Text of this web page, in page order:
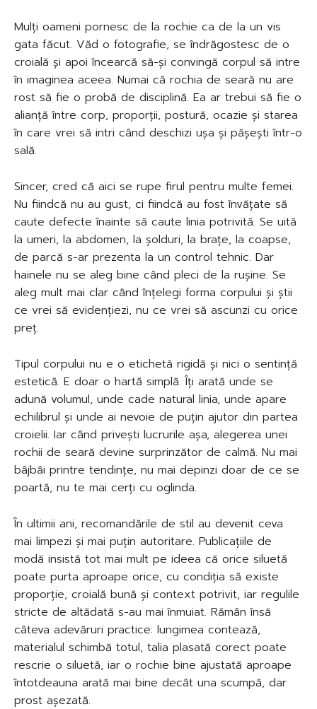
Mulți oameni pornesc de la rochie ca de la un vis
gata făcut. Văd o fotografie, se îndrăgostesc de o
croială și apoi încearcă să-și convingă corpul să intre
în imaginea aceea. Numai că rochia de seară nu are
rost să fie o probă de disciplină. Ea ar trebui să fie o
alianță între corp, proporții, postură, ocazie și starea
în care vrei să intri când deschizi ușa și pășești într-o
sală.
Sincer, cred că aici se rupe firul pentru multe femei.
Nu fiindcă nu au gust, ci fiindcă au fost învățate să
caute defecte înainte să caute linia potrivită. Se uită
la umeri, la abdomen, la șolduri, la brațe, la coapse,
de parcă s-ar prezenta la un control tehnic. Dar
hainele nu se aleg bine când pleci de la rușine. Se
aleg mult mai clar când înțelegi forma corpului și știi
ce vrei să evidențiezi, nu ce vrei să ascunzi cu orice
preț.
Tipul corpului nu e o etichetă rigidă și nici o sentință
estetică. E doar o hartă simplă. Îți arată unde se
adună volumul, unde cade natural linia, unde apare
echilibrul și unde ai nevoie de puțin ajutor din partea
croielii. Iar când privești lucrurile așa, alegerea unei
rochii de seară devine surprinzător de calmă. Nu mai
bâjbâi printre tendințe, nu mai depinzi doar de ce se
poartă, nu te mai cerți cu oglinda.
În ultimii ani, recomandările de stil au devenit ceva
mai limpezi și mai puțin autoritare. Publicațiile de
modă insistă tot mai mult pe ideea că orice siluetă
poate purta aproape orice, cu condiția să existe
proporție, croială bună și context potrivit, iar regulile
stricte de altădată s-au mai înmuiat. Rămân însă
câteva adevăruri practice: lungimea contează,
materialul schimbă totul, talia plasată corect poate
rescrie o siluetă, iar o rochie bine ajustată aproape
întotdeauna arată mai bine decât una scumpă, dar
prost așezată.